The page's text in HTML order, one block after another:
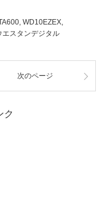
, WD10EZEX,
エスタンデジタル
次のページ
ク